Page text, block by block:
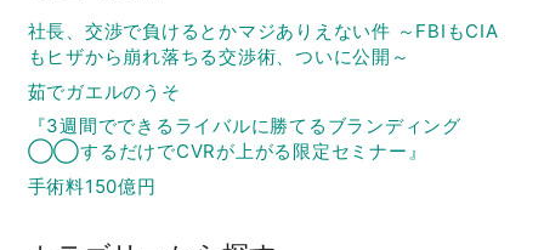
社長、交渉で負けるとかマジありえない件 ～FBIもCIA
もヒザから崩れ落ちる交渉術、ついに公開～
茹でガエルのうそ
『3週間でできるライバルに勝てるブランディング
◯◯するだけでCVRが上がる限定セミナー』
手術料150億円